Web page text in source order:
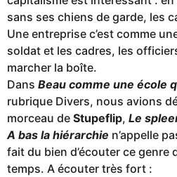
sans ses chiens de garde, les
Une entreprise c’est comme
soldat et les cadres, les
marcher la boîte.
Dans Beau comme une école
rubrique Divers, nous avions
morceau de Stupeflip, Le
A bas la hiérarchie n’appelle
fait du bien d’écouter ce genre
temps. A écouter très fort :